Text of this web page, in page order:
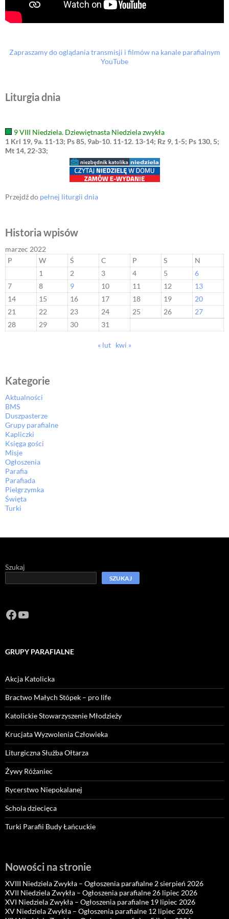
Zapraszamy do oglądania transmisji i filmów na kanale parafialnym
YouTube
Liturgia dnia
9 VIII Niedziela. Dziewiętnasta Niedziela zwykła
1 Krl 19, 9a. 11-13; Ps 85, 9ab-10. 11-12. 13-14; Rz 9, 1-5; Ps 130, 5;
Mt 14, 22-33;
Przejdź do pełnej liturgii dnia
Historia wpisów
marzec 2022
P
W Ś C P S
N
1
2 3 4 5
6
7
8 9 10 11 12
13
14
15 16 17 18 19
20
21
22 23 24 25 26
27
28
29 30 31
« lut kwi »
Kategorie
Aktualności
BMS
Duszpasterze
Grupy parafialne
Kapliczki
Księga gości
Misje
Ogłoszenia
Parafia
Parafiada
Pielgrzymka
Święta
Turki
Szukaj
SZUKAJ
Facebook
https://www.youtube.com/channel/
GRUPY PARAFIALNE
Akcja Katolicka
Bractwo Małych Stópek – pro life
Katolickie Stowarzyszenie Młodzieży
Krucjata Wyzwolenia Człowieka
Liturgiczna Służba Ołtarza
Żywy Różaniec
Rycerstwo Niepokalanej
Schola dziecięca
Turki Parafii Budy Łańcuckie
Nowości na stronie
XVIII Niedziela Zwykła – Ogłoszenia parafialne 2 sierpień 2026
XVII Niedziela Zwykła – Ogłoszenia parafialne 26 lipiec 2026
XVI Niedziela Zwykła – Ogłoszenia parafialne 19 lipiec 2026
XV Niedziela Zwykła – Ogłoszenia parafialne 12 lipiec 2026